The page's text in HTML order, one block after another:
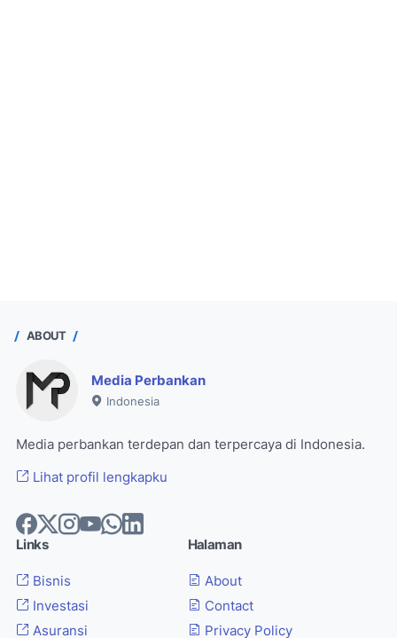
ABOUT
Media Perbankan
Indonesia
Media perbankan terdepan dan terpercaya di Indonesia.
Lihat profil lengkapku
Links
Bisnis
Investasi
Asuransi
Halaman
About
Contact
Privacy Policy